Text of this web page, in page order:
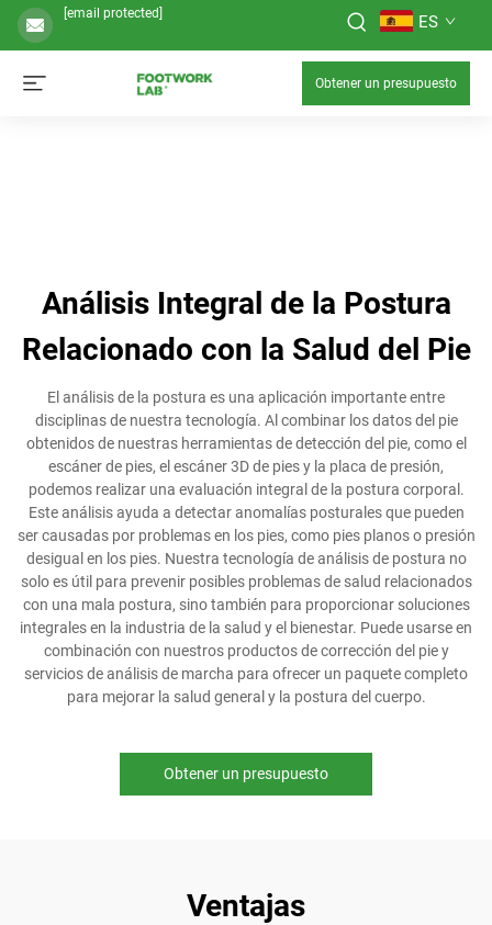
[email protected] ES
Obtener un presupuesto
Análisis Integral de la Postura
Relacionado con la Salud del Pie
El análisis de la postura es una aplicación importante entre
disciplinas de nuestra tecnología. Al combinar los datos del pie
obtenidos de nuestras herramientas de detección del pie, como el
escáner de pies, el escáner 3D de pies y la placa de presión,
podemos realizar una evaluación integral de la postura corporal.
Este análisis ayuda a detectar anomalías posturales que pueden
ser causadas por problemas en los pies, como pies planos o presión
desigual en los pies. Nuestra tecnología de análisis de postura no
solo es útil para prevenir posibles problemas de salud relacionados
con una mala postura, sino también para proporcionar soluciones
integrales en la industria de la salud y el bienestar. Puede usarse en
combinación con nuestros productos de corrección del pie y
servicios de análisis de marcha para ofrecer un paquete completo
para mejorar la salud general y la postura del cuerpo.
Obtener un presupuesto
Ventajas